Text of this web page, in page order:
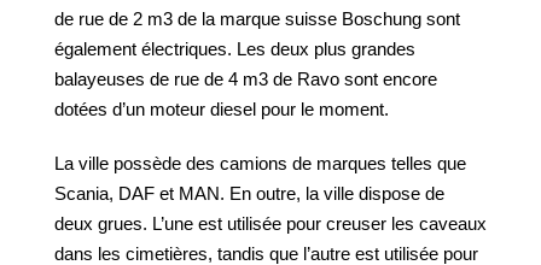
de rue de 2 m3 de la marque suisse Boschung sont
également électriques. Les deux plus grandes
balayeuses de rue de 4 m3 de Ravo sont encore
dotées d’un moteur diesel pour le moment.
La ville possède des camions de marques telles que
Scania, DAF et MAN. En outre, la ville dispose de
deux grues. L’une est utilisée pour creuser les caveaux
dans les cimetières, tandis que l’autre est utilisée pour